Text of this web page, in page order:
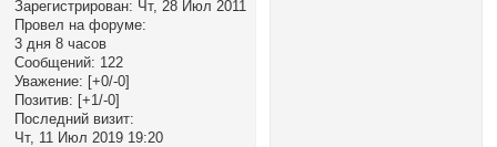
Зарегистрирован: Чт, 28 Июл 2011
Провел на форуме:
3 дня 8 часов
Сообщений: 122
Уважение: [+0/-0]
Позитив: [+1/-0]
Последний визит:
Чт, 11 Июл 2019 19:20